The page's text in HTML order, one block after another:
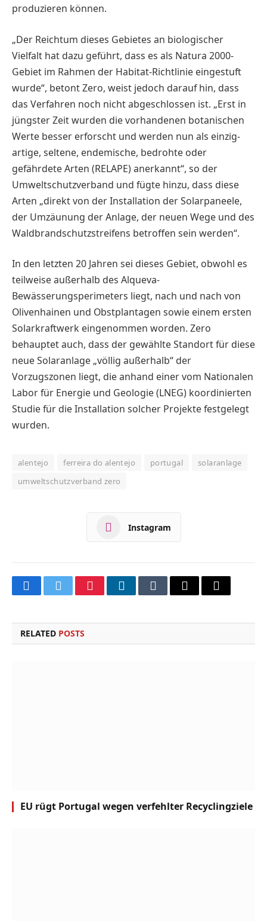
produzieren können.
„Der Reichtum dieses Gebietes an biologischer
Vielfalt hat dazu geführt, dass es als Natura 2000-
Gebiet im Rahmen der Habitat-­Richtlinie eingestuft
wurde“, betont Zero, weist jedoch darauf hin, dass
das Verfahren noch nicht abgeschlossen ist. „Erst in
jüngster Zeit wurden die vorhandenen botanischen
Werte besser erforscht und werden nun als einzig­
artige, seltene, endemische, bedrohte oder
gefährdete Arten (RELAPE) anerkannt“, so der
Umweltschutzverband und fügte hinzu, dass diese
Arten „direkt von der Installation der Solarpaneele,
der Umzäunung der Anlage, der neuen Wege und des
Waldbrandschutzstreifens betroffen sein werden“.
In den letzten 20 Jahren sei dieses Gebiet, ­obwohl es
teilweise außerhalb des Alqueva-
Bewässerungsperimeters liegt, nach und nach von
Olivenhainen und Obstplantagen sowie einem ersten
Solarkraftwerk eingenommen worden. Zero
behauptet auch, dass der gewählte Standort für diese
neue Solaranlage „völlig außerhalb“ der
Vorzugszonen liegt, die anhand einer vom Nationalen
Labor für Energie und Geologie (LNEG) koordinierten
Studie für die Installation solcher Projekte festgelegt
wurden.
alentejo ferreira do alentejo portugal
solaranlage
umweltschutzverband zero
Instagram
FacebookTwitterPinterestLinkedInTumblrEmail
Copy
RELATED POSTS
EU rügt Portugal wegen verfehlter Recyclingziele